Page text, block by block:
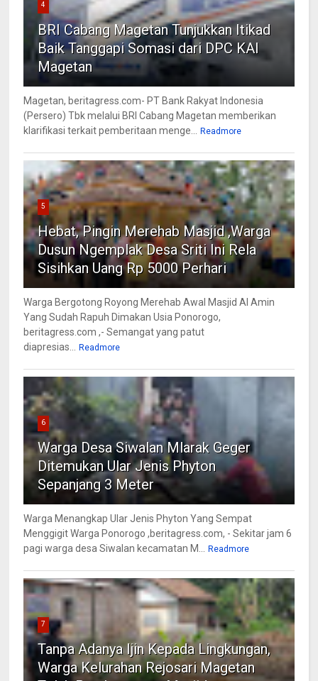
4
BRI Cabang Magetan Tunjukkan Itikad
Baik Tanggapi Somasi dari DPC KAI
Magetan
Magetan, beritagress.com- PT Bank Rakyat Indonesia
(Persero) Tbk melalui BRI Cabang Magetan memberikan
klarifikasi terkait pemberitaan menge... Readmore
5
Hebat, Pingin Merehab Masjid ,Warga
Dusun Ngemplak Desa Sriti Ini Rela
Sisihkan Uang Rp 5000 Perhari
Warga Bergotong Royong Merehab Awal Masjid Al Amin
Yang Sudah Rapuh Dimakan Usia Ponorogo,
beritagress.com ,- Semangat yang patut
diapresias... Readmore
6
Warga Desa Siwalan Mlarak Geger
Ditemukan Ular Jenis Phyton
Sepanjang 3 Meter
Warga Menangkap Ular Jenis Phyton Yang Sempat
Menggigit Warga Ponorogo ,beritagress.com, - Sekitar jam 6
pagi warga desa Siwalan kecamatan M... Readmore
7
Tanpa Adanya Ijin Kepada Lingkungan,
Warga Kelurahan Rejosari Magetan